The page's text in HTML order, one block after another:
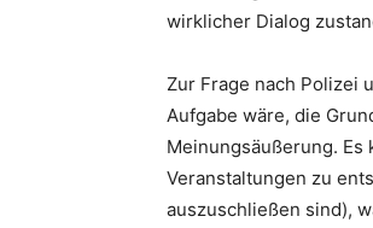
wirklicher Dialog
Zur Frage nach Polizei
Aufgabe wäre, die
Meinungsäußerung.
Veranstaltungen zu
auszuschließen sind),